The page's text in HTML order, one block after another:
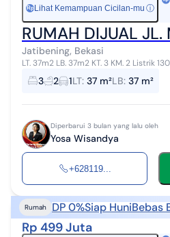
Rp Lihat Kemampuan Cicilan-mu ⓘ
RUMAH DIJUAL
Jatibening, Bekasi
LT. 37m2 LB. 37m2 KT. 3 KM. 2 Listrik 1300 watt lt. 2 Carport 1 Hadap
3 2 1LT: 37 m²LB: 37 m²
Diperbarui 3 bulan yang lalu oleh
Yosa Wisandya
+628119...
Rumah DP 0%Siap HuniBebas
Rp 499 Juta